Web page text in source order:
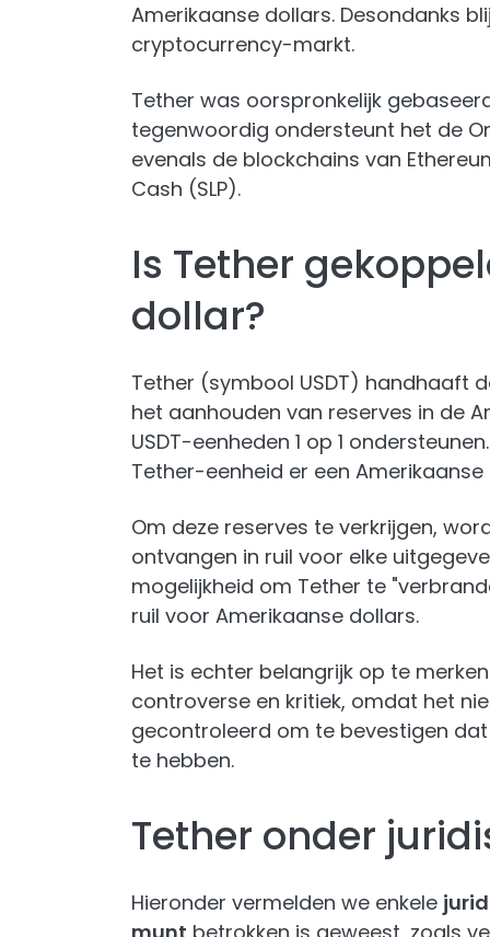
Amerikaanse dollars. Desondanks
cryptocurrency-markt.
Tether was oorspronkelijk
tegenwoordig ondersteunt het de
evenals de blockchains van
Cash (SLP).
Is Tether
dollar?
Tether (symbool USDT) handhaaft
het aanhouden van reserves in de
USDT-eenheden 1 op 1
Tether-eenheid er een
Om deze reserves te verkrijgen,
ontvangen in ruil voor elke
mogelijkheid om Tether te
ruil voor Amerikaanse dollars.
Het is echter belangrijk op te
controverse en kritiek, omdat het
gecontroleerd om te bevestigen
te hebben.
Tether onder
Hieronder vermelden we enkele